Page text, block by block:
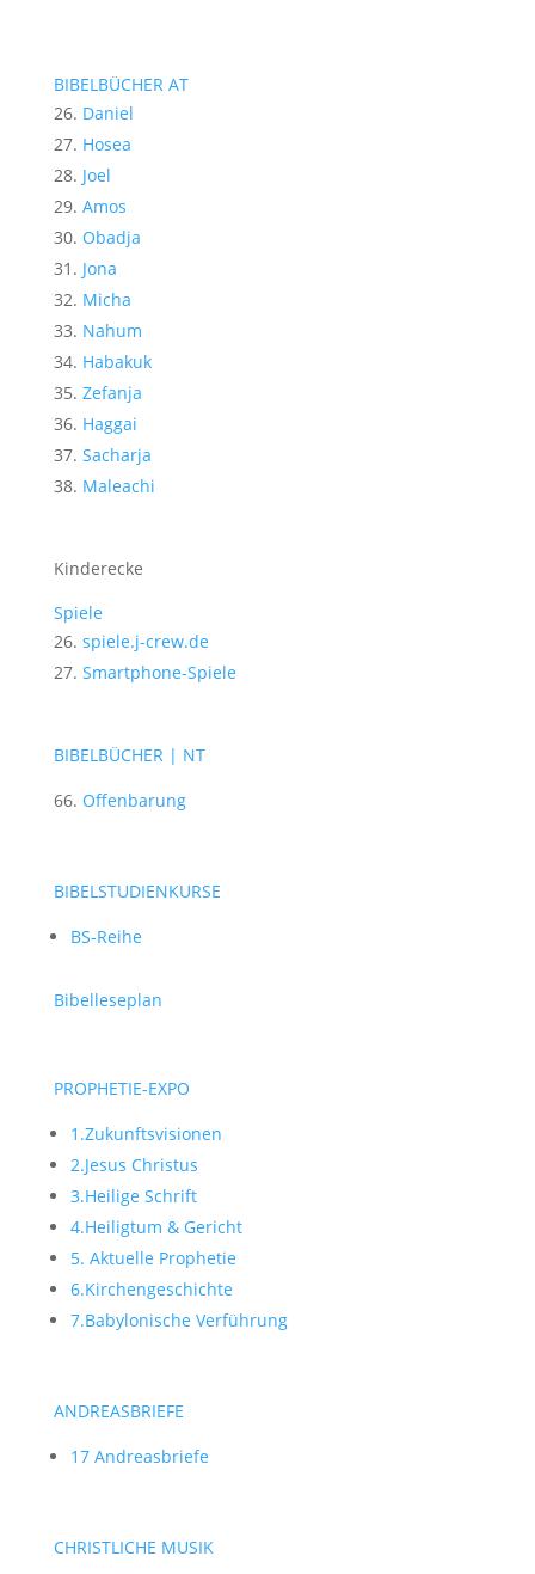
BIBELBÜCHER AT
Daniel
Hosea
Joel
Amos
Obadja
Jona
Micha
Nahum
Habakuk
Zefanja
Haggai
Sacharja
Maleachi
Kinderecke
Spiele
spiele.j-crew.de
Smartphone-Spiele
BIBELBÜCHER | NT
Offenbarung
BIBELSTUDIENKURSE
BS-Reihe
Bibelleseplan
PROPHETIE-EXPO
1.Zukunftsvisionen
2.Jesus Christus
3.Heilige Schrift
4.Heiligtum & Gericht
5. Aktuelle Prophetie
6.Kirchengeschichte
7.Babylonische Verführung
ANDREASBRIEFE
17 Andreasbriefe
CHRISTLICHE MUSIK